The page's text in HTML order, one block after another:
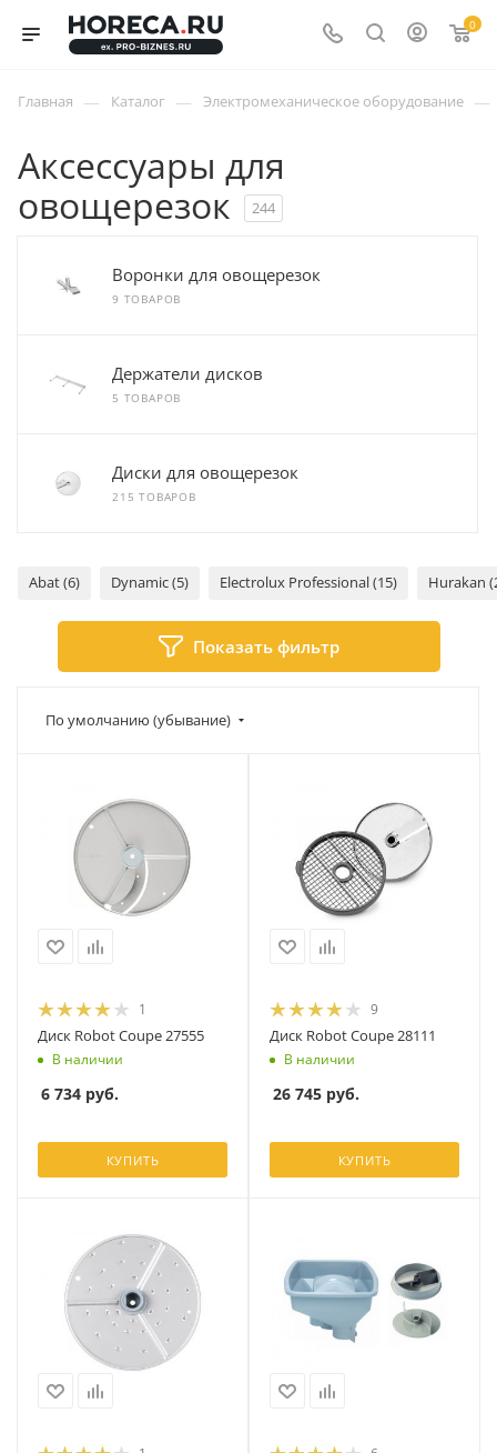
0
Главная — Каталог — Электромеханическое оборудование —
Аксессуары для
овощерезок
244
Воронки для овощерезок
9 ТОВАРОВ
Держатели дисков
5 ТОВАРОВ
Диски для овощерезок
215 ТОВАРОВ
Abat (6) Dynamic (5) Electrolux Professional (15) Hurakan
Показать фильтр
По умолчанию (убывание)
1
Диск Robot Coupe 27555
В наличии
6 734 руб.
КУПИТЬ
9
Диск Robot Coupe 28111
В наличии
26 745 руб.
КУПИТЬ